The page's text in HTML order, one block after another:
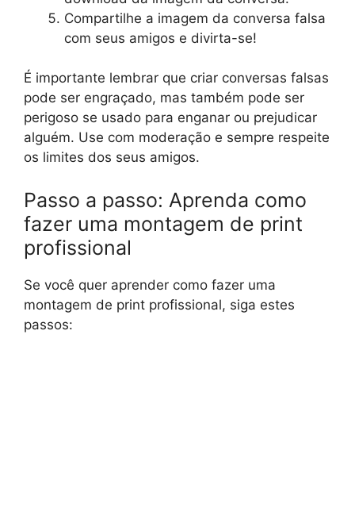
Compartilhe a imagem da conversa falsa
com seus amigos e divirta-se!
É importante lembrar que criar conversas falsas
pode ser engraçado, mas também pode ser
perigoso se usado para enganar ou prejudicar
alguém. Use com moderação e sempre respeite
os limites dos seus amigos.
Passo a passo: Aprenda como
fazer uma montagem de print
profissional
Se você quer aprender como fazer uma
montagem de print profissional, siga estes
passos: